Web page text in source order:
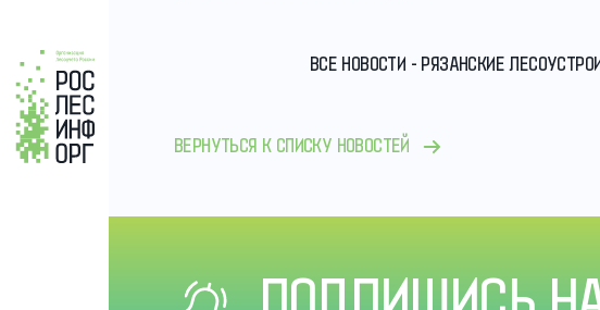
ВСЕ НОВОСТИ - РЯЗАНСКИЕ
ВЕРНУТЬСЯ К СПИСКУ НОВОСТЕЙ